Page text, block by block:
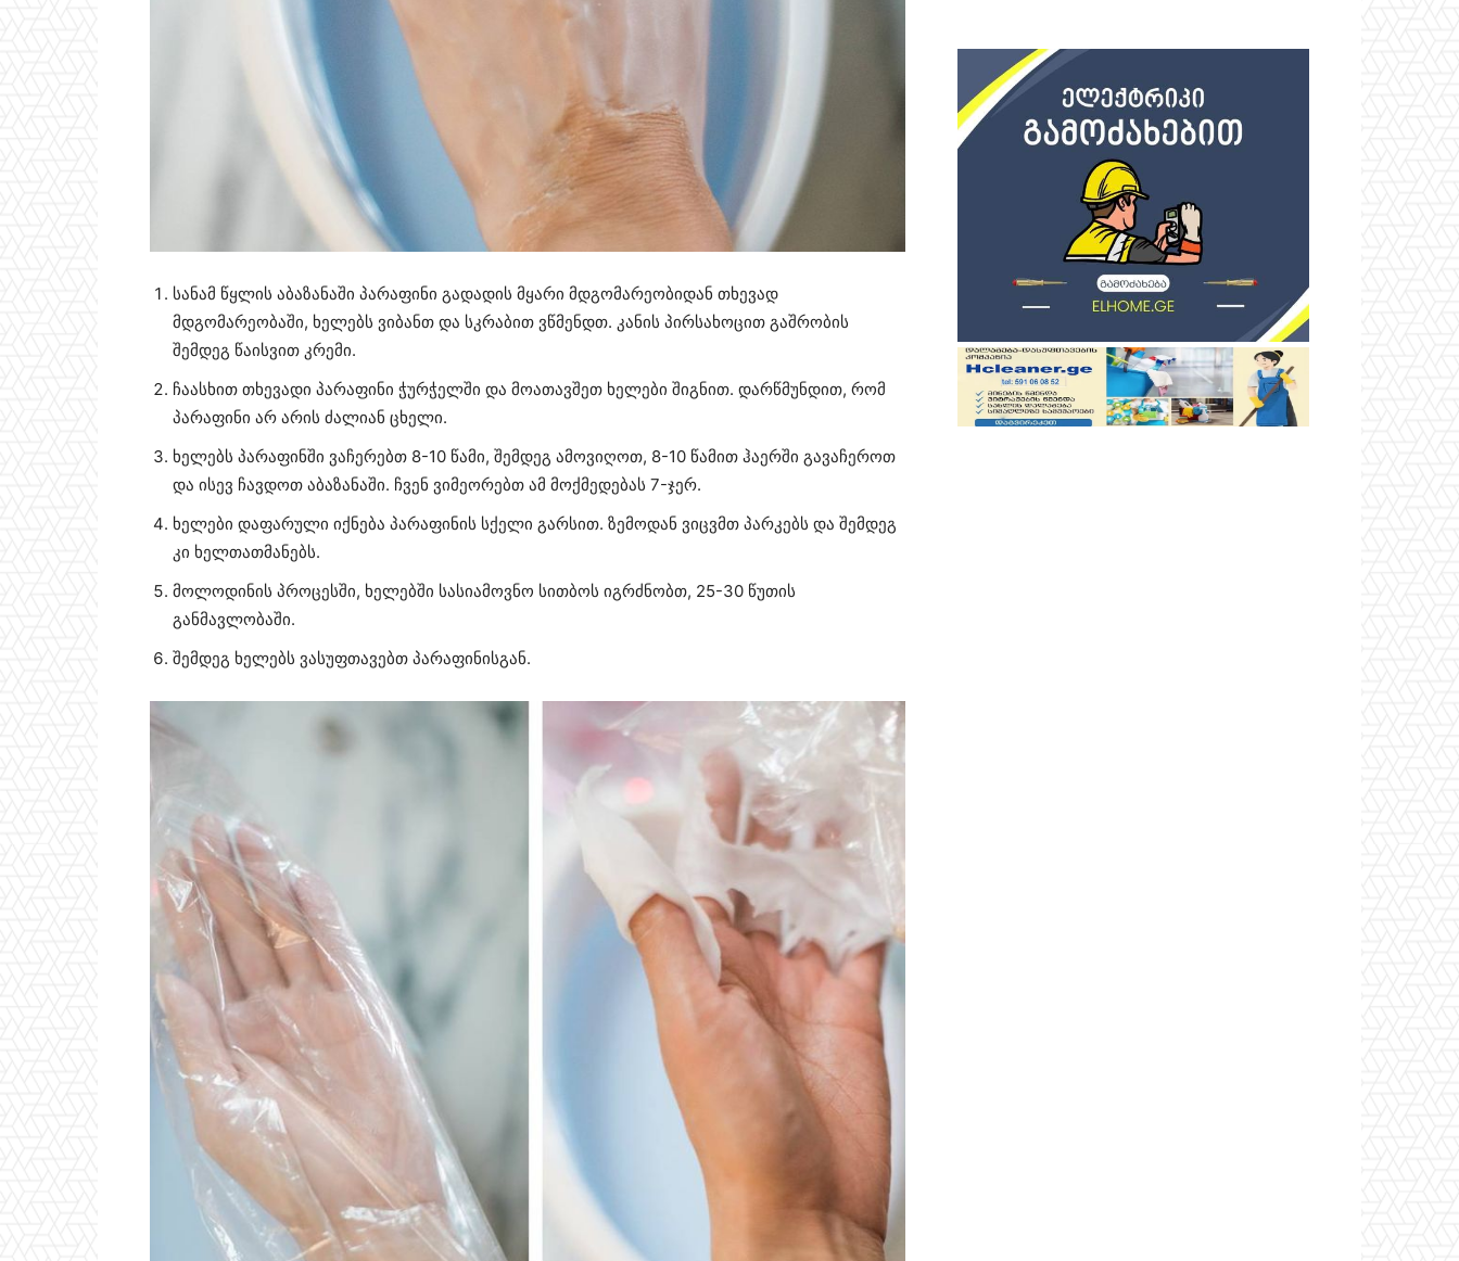
სანამ წყლის აბაზანაში პარაფინი გადადის მყარი მდგომარეობიდან თხევად
მდგომარეობაში, ხელებს ვიბანთ და სკრაბით ვწმენდთ. კანის პირსახოცით გაშრობის
შემდეგ წაისვით კრემი.
ჩაასხით თხევადი პარაფინი ჭურჭელში და მოათავშეთ ხელები შიგნით. დარწმუნდით, რომ
პარაფინი არ არის ძალიან ცხელი.
ხელებს პარაფინში ვაჩერებთ 8-10 წამი, შემდეგ ამოვიღოთ, 8-10 წამით ჰაერში გავაჩეროთ
და ისევ ჩავდოთ აბაზანაში. ჩვენ ვიმეორებთ ამ მოქმედებას 7-ჯერ.
ხელები დაფარული იქნება პარაფინის სქელი გარსით. ზემოდან ვიცვმთ პარკებს და შემდეგ
კი ხელთათმანებს.
მოლოდინის პროცესში, ხელებში სასიამოვნო სითბოს იგრძნობთ, 25-30 წუთის
განმავლობაში.
შემდეგ ხელებს ვასუფთავებთ პარაფინისგან.